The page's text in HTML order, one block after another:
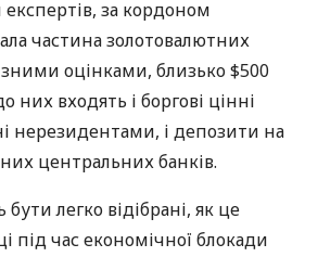
за кордоном
частина золотовалютних
оцінками, близько $500
входять і боргові цінні
нерезидентами, і депозити на
центральних банків.
легко відібрані, як це
під час економічної блокади